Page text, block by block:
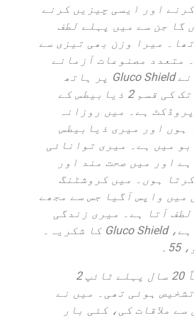
اور ایسی چیزیں کرنے
گا جن سے میں پہلے لطف
میرا وزن بھی تیزی سے
متعدد مصنوعات آزمانے
کے بعد، میں نے Gluco Shield پر ہاتھ
ملایا۔ یہ اب تک کی قسم 2 ذیابیطس کے
ہے۔ میں روزانہ
ہوں اور میری ذیابیطس
میں ہے۔ میری توانائی
اور میں صحت مند اور
ہوں۔ میں کروشٹنگ
میں واپس آگیا جس سے مجھے
آتا ہے۔ میری زندگی
اب بہت بہتر ہے، Gluco Shield کا شکریہ۔
"مجھے تقریباً 20 سال پہلے ٹائپ 2
ہوئی تھی۔ میں نے
ملاقات کی، کئی بار